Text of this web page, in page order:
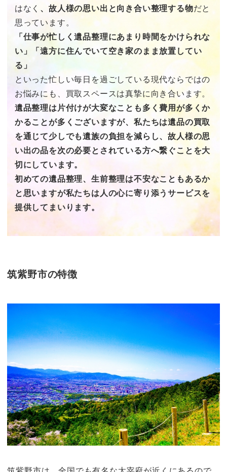
はなく 、故人様の思い出と向き合い整理する物だと
思っています。
「仕事が忙しく遺品整理にあまり時間をかけられな
い」「遠方に住んでいて空き家のまま放置してい
る」
といった忙しい毎日を過ごしている現代ならではの
お悩みにも、買取スペースは真摯に向き合います。
遺品整理は片付けが大変なことも多く費用が多くか
かることが多くございますが、私たちは遺品の買取
を通じて少しでも遺族の負担を減らし、故人様の思
い出の品を次の必要とされている方へ繋ぐことを大
切にしています。
初めての遺品整理、生前整理は不安なこともあるか
と思いますが私たちは人の心に寄り添うサービスを
提供してまいります。
筑紫野市の特徴